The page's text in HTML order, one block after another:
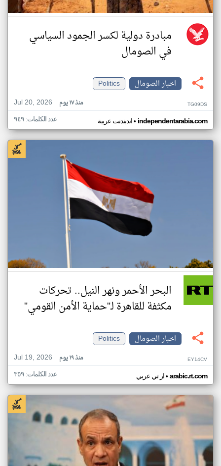
مبادرة دولية لكسر الجمود السياسي
في الصومال
اخبار الصومال
Politics
Jul 20, 2026
منذ ١٧ يوم TG09DS
اندبندنت عربية• independentarabia.com عدد الكلمات: ٩٤٩
البحر الأحمر ونهر النيل.. تحركات
مكثفة للقاهرة لـ"حماية الأمن القومي"
اخبار الصومال
Politics
Jul 19, 2026
منذ ١٩ يوم EY14CV
ار تي عربي• arabic.rt.com عدد الكلمات: ٣٥٩